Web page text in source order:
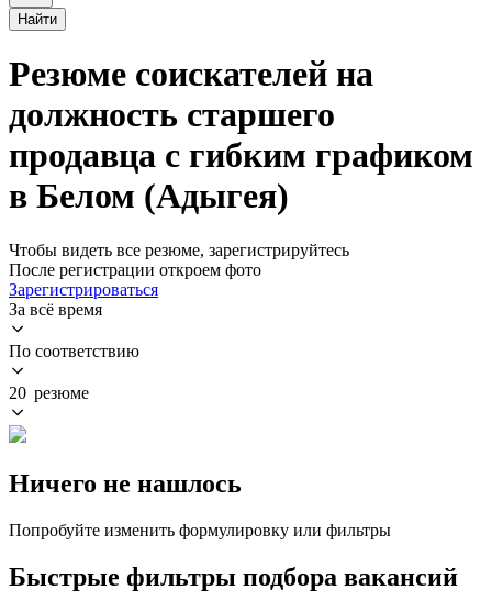
Найти
Резюме соискателей на
должность старшего
продавца с гибким графиком
в Белом (Адыгея)
Чтобы видеть все резюме, зарегистрируйтесь
После регистрации откроем фото
Зарегистрироваться
За всё время
По соответствию
20 резюме
Ничего не нашлось
Попробуйте изменить формулировку или фильтры
Быстрые фильтры подбора вакансий